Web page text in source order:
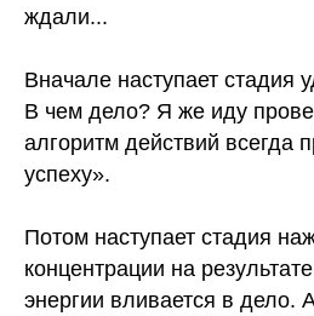
ждали...
Вначале наступает стадия
В чем дело? Я же иду
алгоритм действий всегда
успеху».
Потом наступает стадия
концентрации на
энергии вливается в дело.